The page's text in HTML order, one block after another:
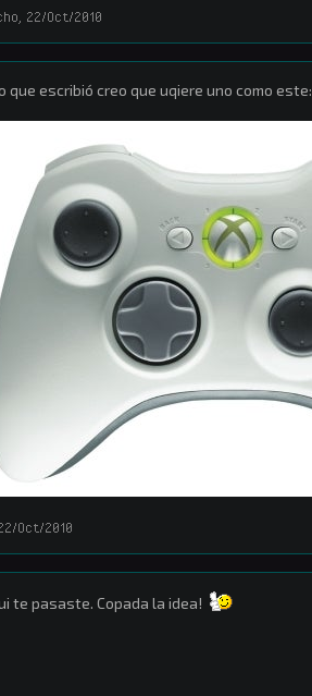
22/Oct/2010
que escribió creo que uqiere uno como este:
Oct/2010
te pasaste. Copada la idea!